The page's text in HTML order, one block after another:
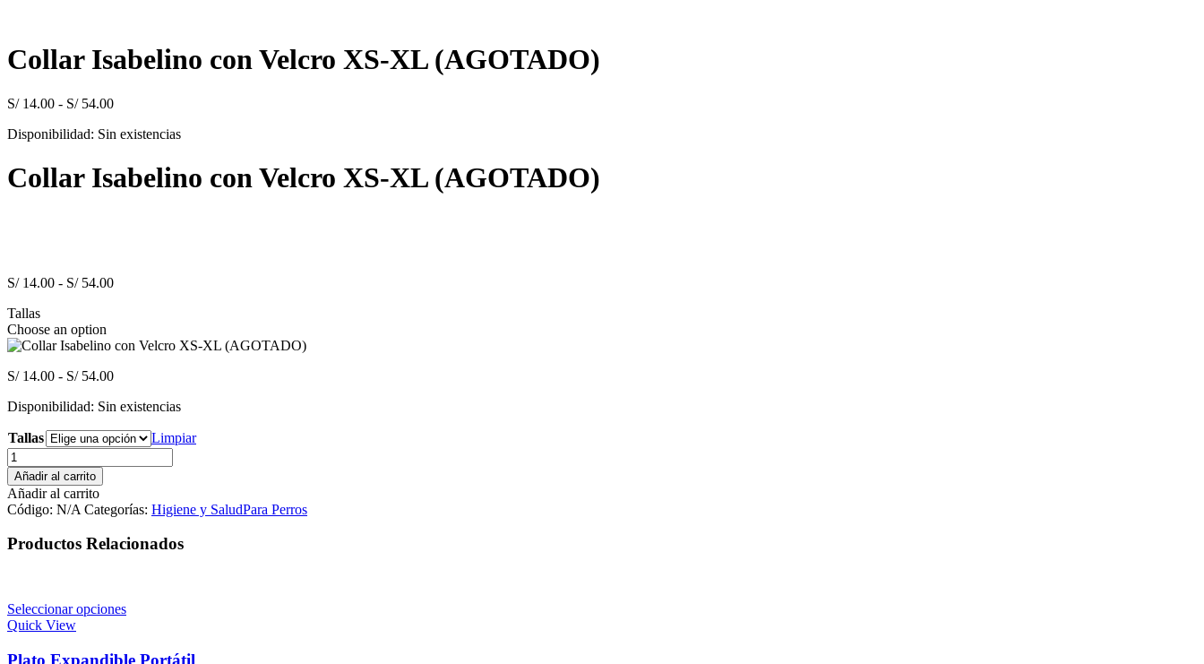
Collar Isabelino con Velcro XS-XL (AGOTADO)
S/14.00 - S/54.00Rango
precios:
S/ 14.00
hasta
Disponibilidad: Sin existencias
Collar Isabelino con Velcro XS-XL (AGOTADO)
S/14.00 - S/54.00Rango
S/ 14.00
S/ 54.00
Tallas
Choose an option
S/14.00 - S/54.00Rango
precios:
S/ 14.00
S/ 54.00
Disponibilidad: Sin existencias
Tallas
Limpiar
Collar
Isabelino
con
Velcro
XS-
XL
(AGOTADO)
Añadir al carrito
Añadir al carrito
Código: N/A Categorías: Higiene y SaludPara Perros
Productos Relacionados
Seleccionar opciones
Quick View
Plato Expandible Portátil